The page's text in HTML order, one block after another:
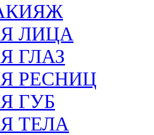
ЛИЦА
ГЛАЗ
РЕСНИЦ
ГУБ
ТЕЛА